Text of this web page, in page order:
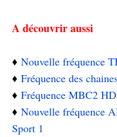
A découvrir aussi
♦️ Nouvelle fréquence
♦️ Fréquence des
♦️ Fréquence MBC2 HD
♦️ Nouvelle fréquence
Sport 1